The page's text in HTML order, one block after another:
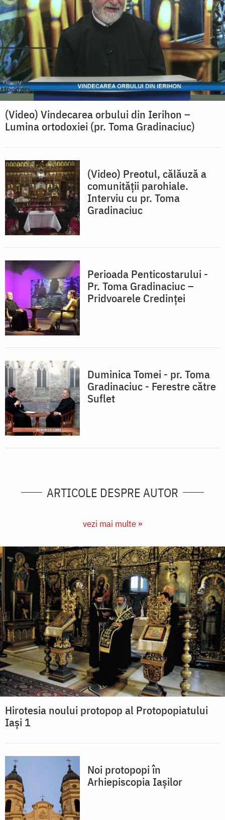
(Video) Vindecarea orbului din Ierihon –
Lumina ortodoxiei (pr. Toma Gradinaciuc)
(Video) Preotul, călăuză a
comunității parohiale.
Interviu cu pr. Toma
Gradinaciuc
Perioada Penticostarului -
Pr. Toma Gradinaciuc –
Pridvoarele Credinței
Duminica Tomei - pr. Toma
Gradinaciuc - Ferestre către
Suflet
ARTICOLE DESPRE AUTOR
vezi mai multe »
Hirotesia noului protopop al Protopopiatului
Iaşi 1
Noi protopopi în
Arhiepiscopia Iașilor